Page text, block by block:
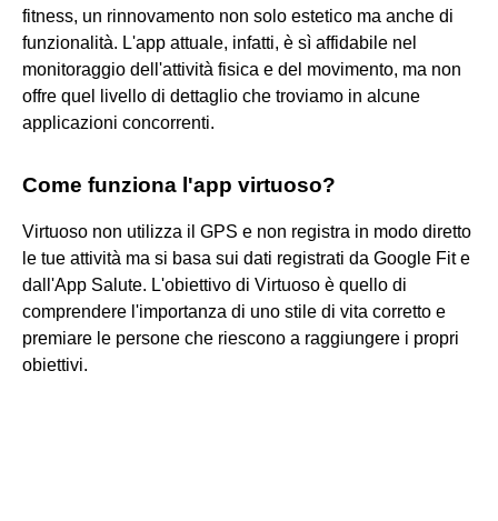
fitness, un rinnovamento non solo estetico ma anche di
funzionalità. L'app attuale, infatti, è sì affidabile nel
monitoraggio dell'attività fisica e del movimento, ma non
offre quel livello di dettaglio che troviamo in alcune
applicazioni concorrenti.
Come funziona l'app virtuoso?
Virtuoso non utilizza il GPS e non registra in modo diretto
le tue attività ma si basa sui dati registrati da Google Fit e
dall'App Salute. L'obiettivo di Virtuoso è quello di
comprendere l'importanza di uno stile di vita corretto e
premiare le persone che riescono a raggiungere i propri
obiettivi.